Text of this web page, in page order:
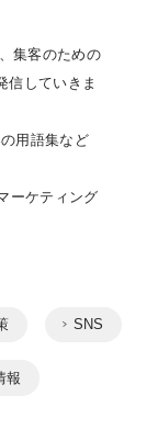
集客のための
信していきま
用語集など
ーケティング
SNS
報